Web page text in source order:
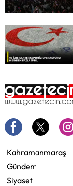
Kahramanmaraş
Gündem
Siyaset